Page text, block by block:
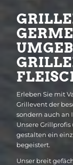
Erleben Sie mit
Grillevent der
sondern auch an
Unsere
gestalten ein
begeistert.
Unser breit